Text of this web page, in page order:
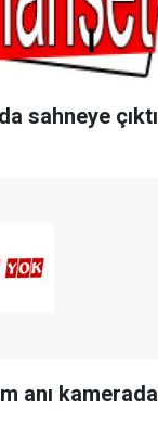
sahneye çıktı
anı kamerada